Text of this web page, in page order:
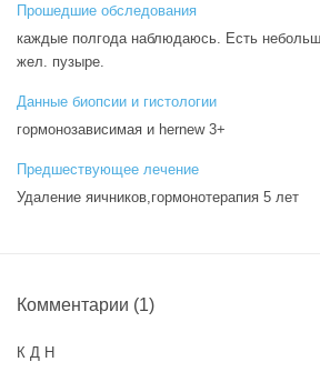
Прошедшие обследования
каждые полгода наблюдаюсь. Есть
жел. пузыре.
Данные биопсии и гистологии
гормонозависимая и hernew 3+
Предшествующее лечение
Удаление яичников,гормонотерапия 5 лет
Комментарии (1)
К Д Н